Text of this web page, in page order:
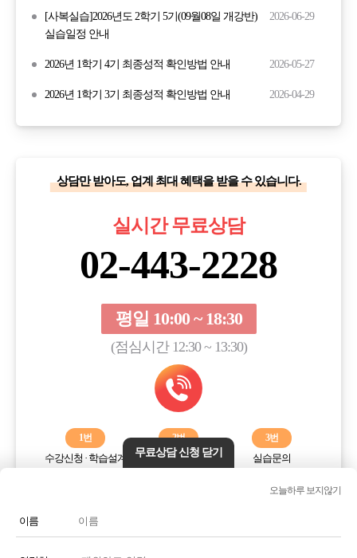
[사복실습]2026년도 2학기 5기(09월08일 개강반)
실습일정 안내
2026-06-29
2026년 1학기 4기 최종성적 확인방법 안내 2026-05-27
2026년 1학기 3기 최종성적 확인방법 안내 2026-04-29
상담만 받아도, 업계 최대 혜택을 받을 수 있습니다.
실시간 무료상담
02-443-2228
평일 10:00 ~ 18:30
(점심시간 12:30 ~ 13:30)
1번
수강신청 · 학습설계
2번
학습오류해결
3번
실습문의
전화번호 또는 전화기 모양 아이콘을 클릭하시면 전화통화가
무료상담 신청 닫기
오늘하루 보지않기
이름